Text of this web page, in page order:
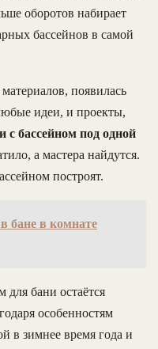
оборотов набирает
бассейнов в самой
появилась
идеи, и проекты,
с бассейном под одной
а мастера найдутся.
построят.
бане в комнате
бани остаётся
особенностям
в зимнее время года и